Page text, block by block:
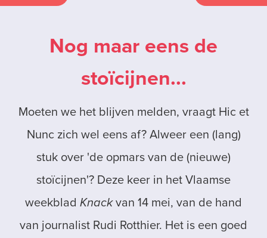
Nog maar eens de
stoïcijnen...
Moeten we het blijven melden, vraagt Hic et
Nunc zich wel eens af? Alweer een (lang)
stuk over 'de opmars van de (nieuwe)
stoïcijnen'? Deze keer in het Vlaamse
weekblad Knackvan 14 mei, van de hand
van journalist Rudi Rotthier. Het is een goed